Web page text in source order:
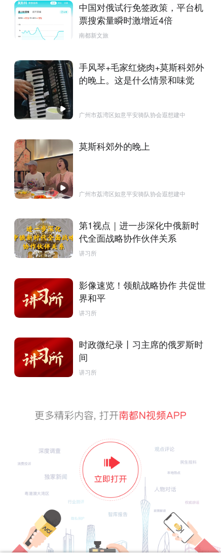
中国对俄试行免签政策，平台机
票搜索量瞬时激增近4倍
南都新文旅
手风琴+毛家红烧肉+莫斯科郊外
的晚上。这是什么情景和味觉
广州市荔湾区如意平安骑队协会遐想建中
莫斯科郊外的晚上
广州市荔湾区如意平安骑队协会遐想建中
第1视点｜进一步深化中俄新时
代全面战略协作伙伴关系
讲习所
影像速览！领航战略协作 共促世
界和平
讲习所
时政微纪录丨习主席的俄罗斯时
间
讲习所